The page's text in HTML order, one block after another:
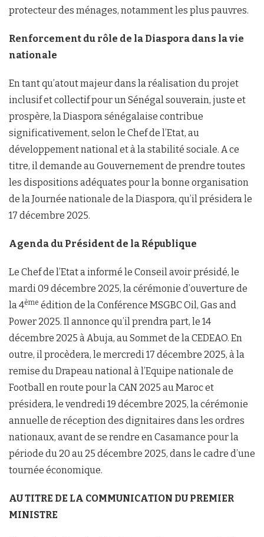
protecteur des ménages, notamment les plus pauvres.
Renforcement du rôle de la Diaspora dans la vie
nationale
En tant qu’atout majeur dans la réalisation du projet
inclusif et collectif pour un Sénégal souverain, juste et
prospère, la Diaspora sénégalaise contribue
significativement, selon le Chef de l’Etat, au
développement national et à la stabilité sociale. A ce
titre, il demande au Gouvernement de prendre toutes
les dispositions adéquates pour la bonne organisation
de la Journée nationale de la Diaspora, qu’il présidera le
17 décembre 2025.
Agenda du Président de la République
Le Chef de l’Etat a informé le Conseil avoir présidé, le
mardi 09 décembre 2025, la cérémonie d’ouverture de
la 4ème édition de la Conférence MSGBC Oil, Gas and
Power 2025. Il annonce qu’il prendra part, le 14
décembre 2025 à Abuja, au Sommet de la CEDEAO. En
outre, il procèdera, le mercredi 17 décembre 2025, à la
remise du Drapeau national à l’Equipe nationale de
Football en route pour la CAN 2025 au Maroc et
présidera, le vendredi 19 décembre 2025, la cérémonie
annuelle de réception des dignitaires dans les ordres
nationaux, avant de se rendre en Casamance pour la
période du 20 au 25 décembre 2025, dans le cadre d’une
tournée économique.
AU TITRE DE LA COMMUNICATION DU PREMIER
MINISTRE